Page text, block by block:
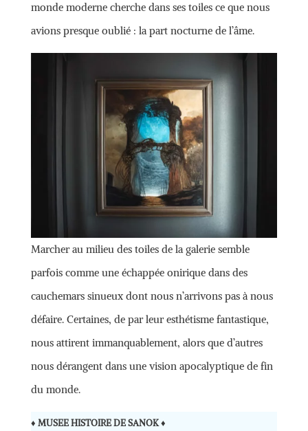
monde moderne cherche dans ses toiles ce que nous
avions presque oublié : la part nocturne de l’âme.
Marcher au milieu des toiles de la galerie semble
parfois comme une échappée onirique dans des
cauchemars sinueux dont nous n’arrivons pas à nous
défaire. Certaines, de par leur esthétisme fantastique,
nous attirent immanquablement, alors que d’autres
nous dérangent dans une vision apocalyptique de fin
du monde.
♦ MUSEE HISTOIRE DE SANOK♦